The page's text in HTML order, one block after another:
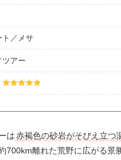
ト／メサ
ツアー
は赤褐色の砂岩がそびえ立つ
700km離れた荒野に広がる景